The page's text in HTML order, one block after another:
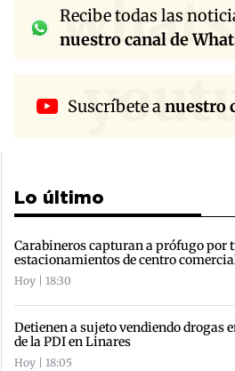
Recibe todas las
nuestro canal de
Suscríbete anuestro
Lo último
Carabineros capturan a prófugo por
estacionamientos de centro
Hoy | 18:30
Detienen a sujeto vendiendo drogas
de la PDI en Linares
Hoy | 18:05